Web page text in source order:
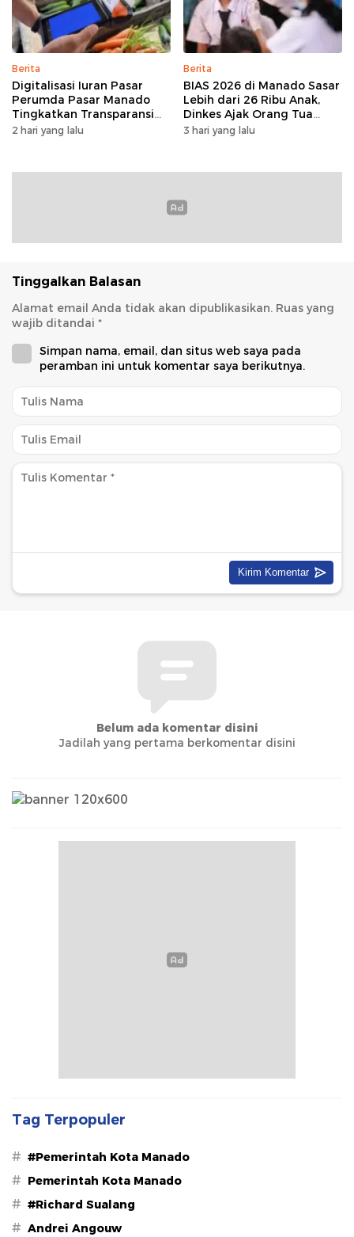
Berita
Digitalisasi Iuran Pasar
Perumda Pasar Manado
Tingkatkan Transparansi
dan Tata Kelola Keuangan
2 hari yang lalu
Berita
BIAS 2026 di Manado Sasar
Lebih dari 26 Ribu Anak,
Dinkes Ajak Orang Tua
Dukung Imunisasi
3 hari yang lalu
Tinggalkan Balasan
Alamat email Anda tidak akan dipublikasikan. Ruas yang
wajib ditandai *
Simpan nama, email, dan situs web saya pada
peramban ini untuk komentar saya berikutnya.
Belum ada komentar disini
Jadilah yang pertama berkomentar disini
Tag Terpopuler
# #Pemerintah Kota Manado
# Pemerintah Kota Manado
# #Richard Sualang
# Andrei Angouw